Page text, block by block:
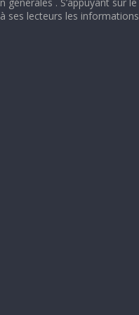
ses lecteurs les informations